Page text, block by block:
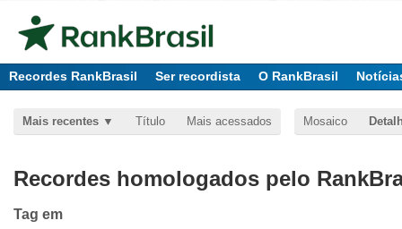
Recordes RankBrasil Ser recordista O RankBrasil
Mais recentes Título Mais acessados Mosaico
Recordes homologados pelo
Tag em